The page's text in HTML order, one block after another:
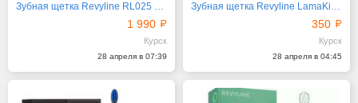
Зубная щетка Revyline RL025 Panda Yellow
1 990
Курск
28 апреля в 07:39
Зубная щетка Revyline LamaKids, голубой дизайн
350
Курск
28 апреля в 04:45